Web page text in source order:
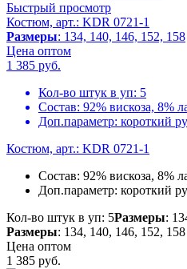
Быстрый просмотр
Костюм, арт.: KDR 0721-1
Размеры: 134, 140, 146, 152, 158
Цена оптом
1 385 руб.
Кол-во штук в уп: 5
Состав: 92% вискоза, 8%
Доп.параметр: короткий
Костюм, арт.: KDR 0721-1
Состав: 92% вискоза, 8%
Доп.параметр: короткий
Кол-во штук в уп: 5Размеры:
Размеры: 134, 140, 146, 152, 158
Цена оптом
1 385 руб.